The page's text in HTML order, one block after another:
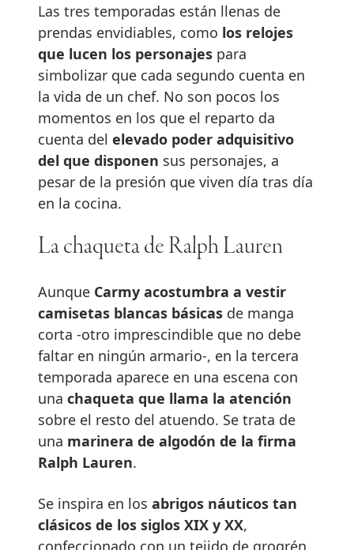
Las tres temporadas están llenas de
prendas envidiables, como los relojes
que lucen los personajes para
simbolizar que cada segundo cuenta en
la vida de un chef. No son pocos los
momentos en los que el reparto da
cuenta del elevado poder adquisitivo
del que disponen sus personajes, a
pesar de la presión que viven día tras día
en la cocina.
La chaqueta de Ralph Lauren
Aunque Carmy acostumbra a vestir
camisetas blancas básicas de manga
corta -otro imprescindible que no debe
faltar en ningún armario-, en la tercera
temporada aparece en una escena con
una chaqueta que llama la atención
sobre el resto del atuendo. Se trata de
una marinera de algodón de la firma
Ralph Lauren.
Se inspira en los abrigos náuticos tan
clásicos de los siglos XIX y XX,
confeccionado con un tejido de grogrén,